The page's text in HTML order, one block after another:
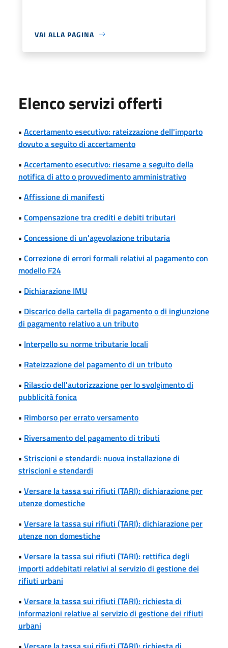
VAI ALLA PAGINA
Elenco servizi offerti
• Accertamento esecutivo: rateizzazione dell'importo
dovuto a seguito di accertamento
• Accertamento esecutivo: riesame a seguito della
notifica di atto o provvedimento amministrativo
• Affissione di manifesti
• Compensazione tra crediti e debiti tributari
• Concessione di un'agevolazione tributaria
• Correzione di errori formali relativi al pagamento con
modello F24
• Dichiarazione IMU
• Discarico della cartella di pagamento o di ingiunzione
di pagamento relativo a un tributo
• Interpello su norme tributarie locali
• Rateizzazione del pagamento di un tributo
• Rilascio dell'autorizzazione per lo svolgimento di
pubblicità fonica
• Rimborso per errato versamento
• Riversamento del pagamento di tributi
• Striscioni e stendardi: nuova installazione di
striscioni e stendardi
• Versare la tassa sui rifiuti (TARI): dichiarazione per
utenze domestiche
• Versare la tassa sui rifiuti (TARI): dichiarazione per
utenze non domestiche
• Versare la tassa sui rifiuti (TARI): rettifica degli
importi addebitati relativi al servizio di gestione dei
rifiuti urbani
• Versare la tassa sui rifiuti (TARI): richiesta di
informazioni relative al servizio di gestione dei rifiuti
urbani